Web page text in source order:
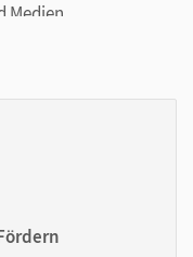
Medien
Testet euch!